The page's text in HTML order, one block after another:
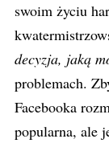
swoim życiu
decyzja, jaką
problemach.
Facebooka
popularna, ale